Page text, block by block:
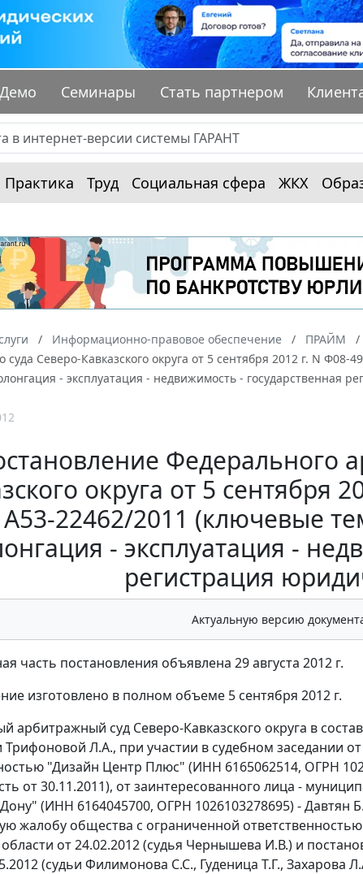
Демо Семинары Стать партнером
Практика Труд Социальная сфера ЖКХ
Информационно-правовое обеспечение ПРАЙМ
суда Северо-Кавказского округа от 5 сентября 2012 г. N
- эксплуатация - недвижимость - государственная
Федерального
округа от 5 сентября
А53-22462/2011 (ключевые
- эксплуатация -
регистрация
Актуальную версию
часть постановления объявлена 29 августа 2012 г.
изготовлено в полном объеме 5 сентября 2012 г.
арбитражный суд Северо-Кавказского округа в
Л.А., при участии в судебном заседании
"Дизайн Центр Плюс" (ИНН 6165062514, ОГРН
от 30.11.2011), от заинтересованного лица -
(ИНН 6164045700, ОГРН 1026103278695) - Давтян
жалобу общества с ограниченной
от 24.02.2012 (судья Чернышева И.В.) и
(судьи Филимонова С.С., Гуденица Т.Г., Захарова